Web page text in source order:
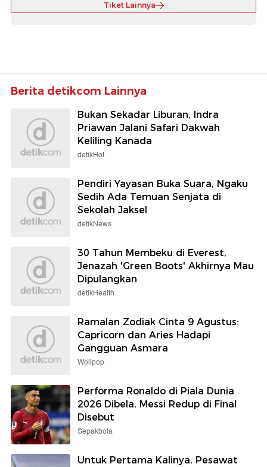
Tiket Lainnya
Berita detikcom Lainnya
Bukan Sekadar Liburan, Indra
Priawan Jalani Safari Dakwah
Keliling Kanada
detikHot
Pendiri Yayasan Buka Suara, Ngaku
Sedih Ada Temuan Senjata di
Sekolah Jaksel
detikNews
30 Tahun Membeku di Everest,
Jenazah 'Green Boots' Akhirnya Mau
Dipulangkan
detikHealth
Ramalan Zodiak Cinta 9 Agustus:
Capricorn dan Aries Hadapi
Gangguan Asmara
Wolipop
Performa Ronaldo di Piala Dunia
2026 Dibela, Messi Redup di Final
Disebut
Sepakbola
Untuk Pertama Kalinya, Pesawat